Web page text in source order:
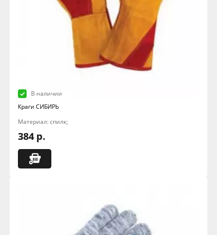
В наличии
Краги СИБИРЬ
Материал: спилк;
384 р.